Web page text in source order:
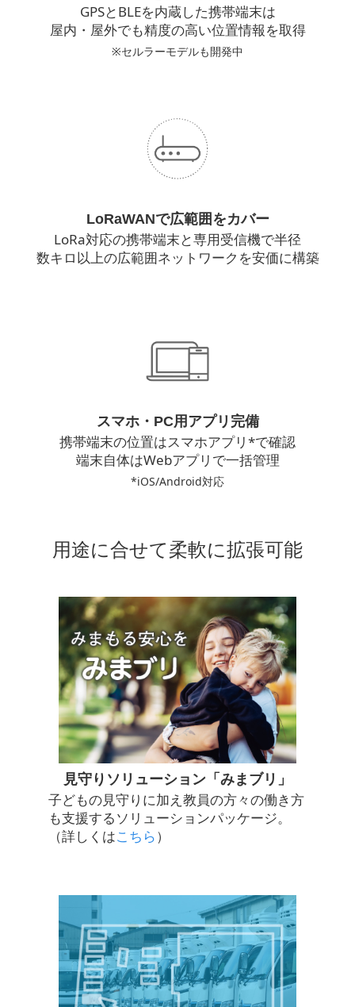
GPSとBLEを内蔵した携帯端末は
屋内・屋外でも精度の高い位置情報を取得
※セルラーモデルも開発中
LoRaWANで広範囲をカバー
LoRa対応の携帯端末と専用受信機で半径
数キロ以上の広範囲ネットワークを安価に構築
スマホ・PC用アプリ完備
携帯端末の位置はスマホアプリ*で確認
端末自体はWebアプリで一括管理
*iOS/Android対応
用途に合せて柔軟に拡張可能
見守りソリューション「みまブリ」
子どもの見守りに加え教員の方々の働き方
も支援するソリューションパッケージ。
（詳しくはこちら）